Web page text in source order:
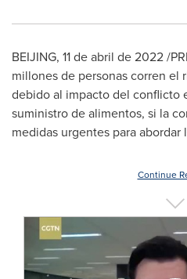
BEIJING, 11 de abril de 2022/
millones de personas corren el
debido al impacto del conflicto
suministro de alimentos, si la
medidas urgentes para abordar
Continue